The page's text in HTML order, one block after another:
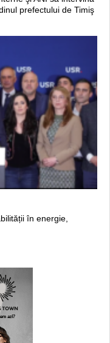
prefectului de Timiş
în energie,